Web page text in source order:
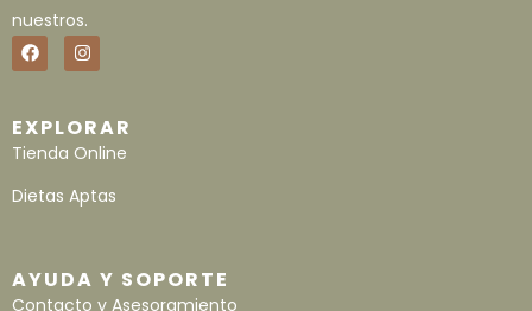
nuestros.
EXPLORAR
Tienda Online
Dietas Aptas
AYUDA Y SOPORTE
Contacto y Asesoramiento